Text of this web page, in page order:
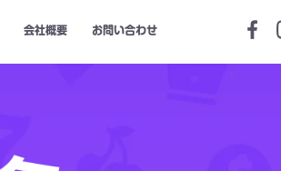
会社概要 お問い合わせ